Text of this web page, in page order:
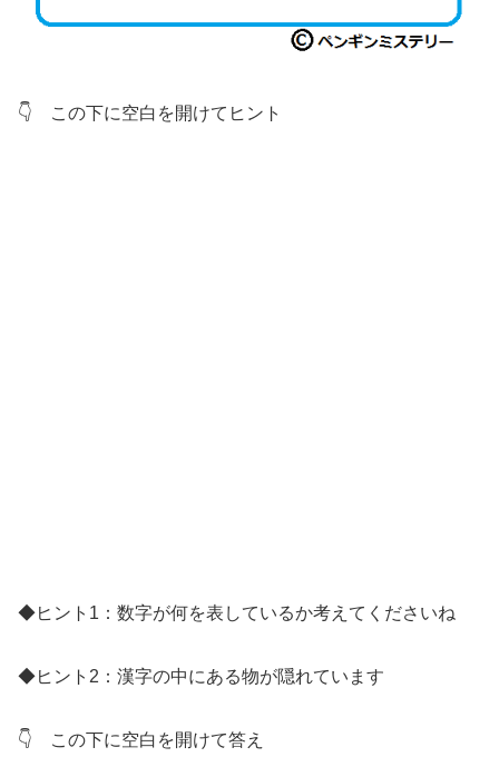
👇 この下に空白を開けてヒント
◆ヒント1：数字が何を表しているか考えてくださいね
◆ヒント2：漢字の中にある物が隠れています
👇 この下に空白を開けて答え